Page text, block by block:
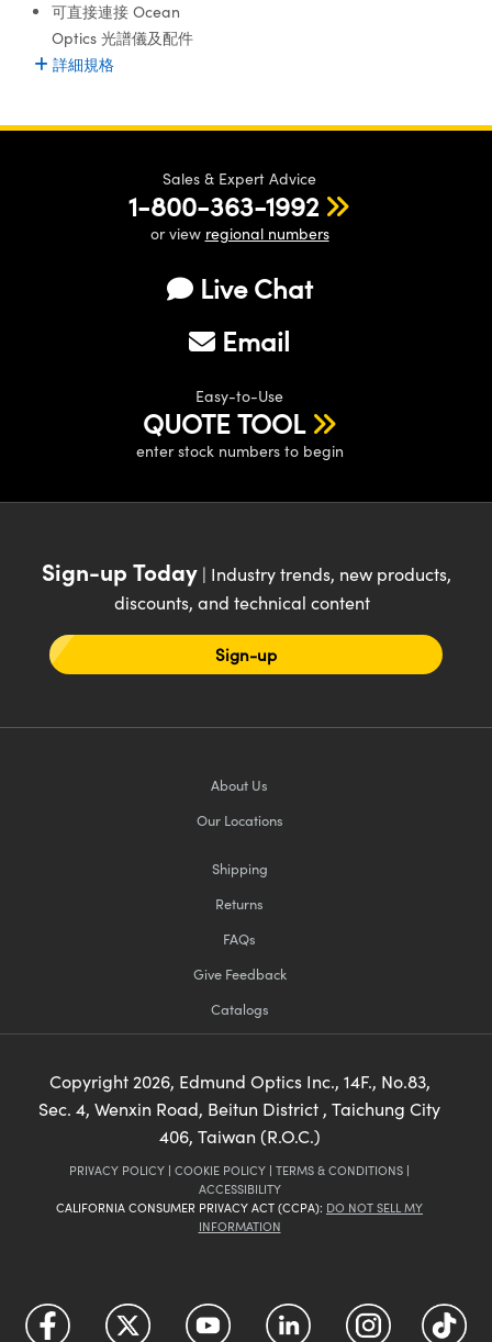
可直接連接 Ocean
Optics 光譜儀及配件
詳細規格
Sales & Expert Advice
1-800-363-1992
or view regional numbers
Live Chat
Email
Easy-to-Use
QUOTE TOOL
enter stock numbers to begin
Sign-up Today| Industry trends, new products,
discounts, and technical content
Sign-up
About Us
Our Locations
Shipping
Returns
FAQs
Give Feedback
Catalogs
Copyright 2026, Edmund Optics Inc., 14F., No.83,
Sec. 4, Wenxin Road, Beitun District , Taichung City
406, Taiwan (R.O.C.)
PRIVACY POLICY | COOKIE POLICY | TERMS & CONDITIONS |
ACCESSIBILITY
CALIFORNIA CONSUMER PRIVACY ACT (CCPA): DO NOT SELL MY
INFORMATION